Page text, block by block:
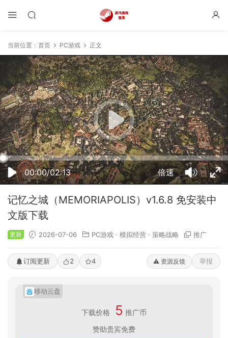
当前位置： 首页 PC游戏 正文
00:00/02:13 倍速
50% 75% 100%
记忆之城（MEMORIAPOLIS）v1.6.8 免安装中
文版下载
更新 2026-07-06 PC游戏 · 模拟经营 · 策略战略 推广
订阅更新 2 4 ⚠️ 资源反馈 举报
移动云盘
下载价格 5 推广币
赞助贵宾免费